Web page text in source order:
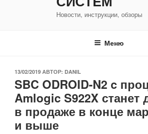
Новости, инструкции, обзоры
Меню
ОПУБЛИКОВАНО
13/02/2019 АВТОР: DANIL
SBC ODROID-N2 c
Amlogic S922X станет
в продаже в конце
и выше